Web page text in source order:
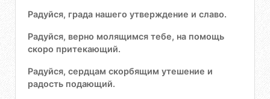
Радуйся, града нашего утверждение и славо.
Радуйся, верно молящимся тебе, на помощь
скоро притекающий.
Радуйся, сердцам скорбящим утешение и
радость подающий.